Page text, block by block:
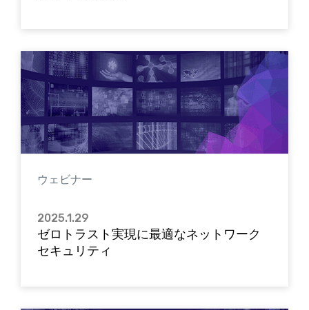
ウェビナー
2025.1.29
ゼロトラスト実現に最適なネットワーク
セキュリティ